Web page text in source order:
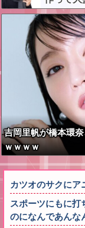
ると話題
吉岡里帆が橋本環
ｗｗｗｗ
カツオのサクにア
スポーツにもに打
のになんであんな